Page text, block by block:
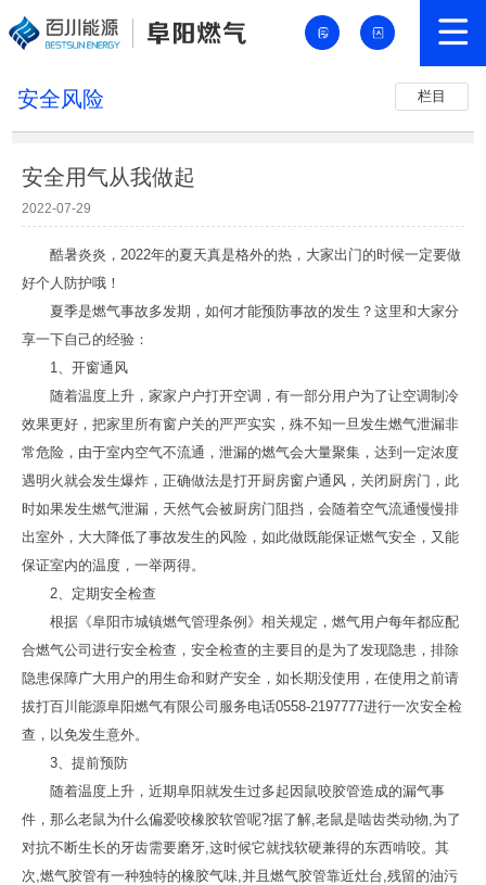
栏目
安全风险
安全用气从我做起
2022-07-29
酷暑炎炎，2022年的夏天真是格外的热，大家出门的时候一定要做
好个人防护哦！
夏季是燃气事故多发期，如何才能预防事故的发生？这里和大家分
享一下自己的经验：
1、开窗通风
随着温度上升，家家户户打开空调，有一部分用户为了让空调制冷
效果更好，把家里所有窗户关的严严实实，殊不知一旦发生燃气泄漏非
常危险，由于室内空气不流通，泄漏的燃气会大量聚集，达到一定浓度
遇明火就会发生爆炸，正确做法是打开厨房窗户通风，关闭厨房门，此
时如果发生燃气泄漏，天然气会被厨房门阻挡，会随着空气流通慢慢排
出室外，大大降低了事故发生的风险，如此做既能保证燃气安全，又能
保证室内的温度，一举两得。
2、定期安全检查
根据《阜阳市城镇燃气管理条例》相关规定，燃气用户每年都应配
合燃气公司进行安全检查，安全检查的主要目的是为了发现隐患，排除
隐患保障广大用户的用生命和财产安全，如长期没使用，在使用之前请
拔打百川能源阜阳燃气有限公司服务电话0558-2197777进行一次安全检
查，以免发生意外。
3、提前预防
随着温度上升，近期阜阳就发生过多起因鼠咬胶管造成的漏气事
件，那么老鼠为什么偏爱咬橡胶软管呢?据了解,老鼠是啮齿类动物,为了
对抗不断生长的牙齿需要磨牙,这时候它就找软硬兼得的东西啃咬。其
次,燃气胶管有一种独特的橡胶气味,并且燃气胶管靠近灶台,残留的油污